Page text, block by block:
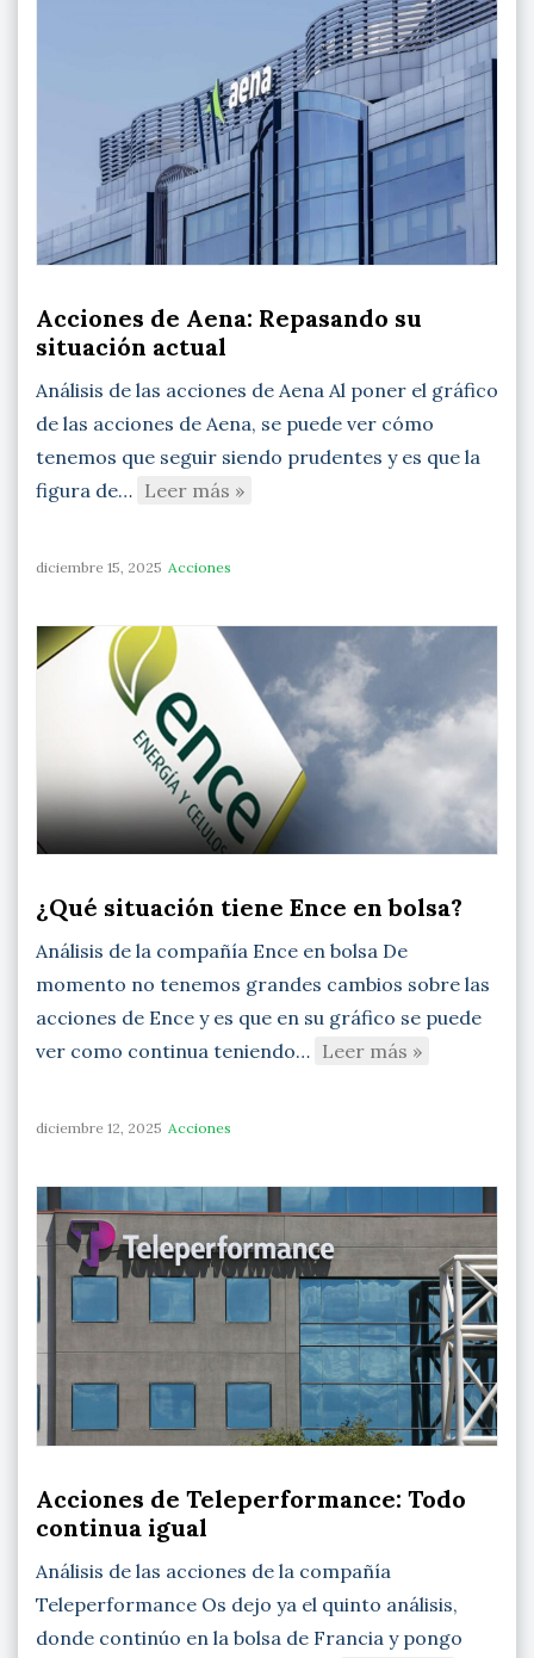
Acciones de Aena: Repasando su
situación actual
Análisis de las acciones de Aena Al poner el gráfico
de las acciones de Aena, se puede ver cómo
tenemos que seguir siendo prudentes y es que la
figura de… Leer más »
diciembre 15, 2025 Acciones
¿Qué situación tiene Ence en bolsa?
Análisis de la compañía Ence en bolsa De
momento no tenemos grandes cambios sobre las
acciones de Ence y es que en su gráfico se puede
ver como continua teniendo… Leer más »
diciembre 12, 2025 Acciones
Acciones de Teleperformance: Todo
continua igual
Análisis de las acciones de la compañía
Teleperformance Os dejo ya el quinto análisis,
donde continúo en la bolsa de Francia y pongo